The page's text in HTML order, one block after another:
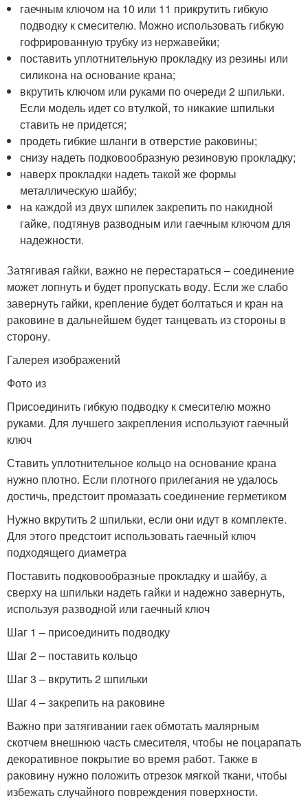
гаечным ключом на 10 или 11 прикрутить гибкую
подводку к смесителю. Можно использовать гибкую
гофрированную трубку из нержавейки;
поставить уплотнительную прокладку из резины или
силикона на основание крана;
вкрутить ключом или руками по очереди 2 шпильки.
Если модель идет со втулкой, то никакие шпильки
ставить не придется;
продеть гибкие шланги в отверстие раковины;
снизу надеть подковообразную резиновую прокладку;
наверх прокладки надеть такой же формы
металлическую шайбу;
на каждой из двух шпилек закрепить по накидной
гайке, подтянув разводным или гаечным ключом для
надежности.
Затягивая гайки, важно не перестараться – соединение
может лопнуть и будет пропускать воду. Если же слабо
завернуть гайки, крепление будет болтаться и кран на
раковине в дальнейшем будет танцевать из стороны в
сторону.
Галерея изображений
Фото из
Присоединить гибкую подводку к смесителю можно
руками. Для лучшего закрепления используют гаечный
ключ
Ставить уплотнительное кольцо на основание крана
нужно плотно. Если плотного прилегания не удалось
достичь, предстоит промазать соединение герметиком
Нужно вкрутить 2 шпильки, если они идут в комплекте.
Для этого предстоит использовать гаечный ключ
подходящего диаметра
Поставить подковообразные прокладку и шайбу, а
сверху на шпильки надеть гайки и надежно завернуть,
используя разводной или гаечный ключ
Шаг 1 – присоединить подводку
Шаг 2 – поставить кольцо
Шаг 3 – вкрутить 2 шпильки
Шаг 4 – закрепить на раковине
Важно при затягивании гаек обмотать малярным
скотчем внешнюю часть смесителя, чтобы не поцарапать
декоративное покрытие во время работ. Также в
раковину нужно положить отрезок мягкой ткани, чтобы
избежать случайного повреждения поверхности.